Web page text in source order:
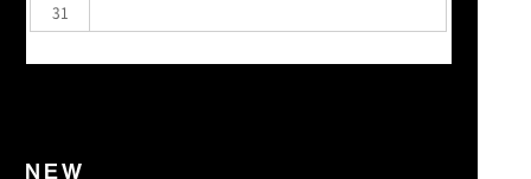
31